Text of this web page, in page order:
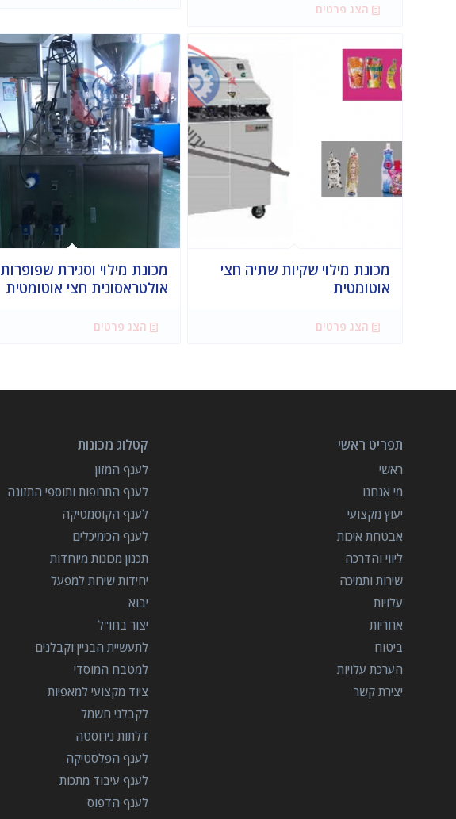
הצג פרטים
מכונת מילוי שקיות שתיה חצי
אוטומטית
הצג פרטים
מכונת מילוי וסגירת שפופרות
אולטראסונית חצי אוטומטית
הצג פרטים
תפריט ראשי
ראשי
מי אנחנו
יעוץ מקצועי
אבטחת איכות
ליווי והדרכה
שירות ותמיכה
עלויות
אחריות
ביטוח
הערכת עלויות
יצירת קשר
קטלוג מכונות
לענף המזון
לענף התרופות ותוספי התזונה
לענף הקוסמטיקה
לענף הכימיכלים
תכנון מכונות מיוחדות
יחידות שירות למפעל
יבוא
יצור בחו"ל
לתעשיית הבניין וקבלנים
למטבח המוסדי
ציוד מקצועי למאפיות
לקבלני חשמל
דלתות נירוסטה
לענף הפלסטיקה
לענף עיבוד מתכות
לענף הדפוס